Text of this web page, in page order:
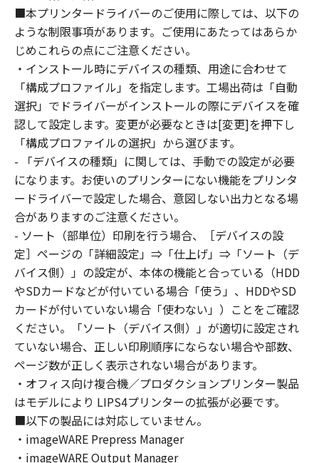
(2) お客様は、上記(1)に基づいて「本ソフトウ
ェア」を使用するためのバックアップとして、
「本ソフトウェア」を１部、複製することがで
きます。
(3) 上記(1)および(2)に定める場合を除き、キヤ
ノンまたはキヤノンのライセンサーのいかなる
知的財産権も、明示たると黙示たるとを問わ
ず、本契約書によってお客様に譲渡あるいは許
諾されるものではありません。
２．制限
(1) お客様は、再使用許諾、譲渡、販売、頒
布、リースもしくは貸与その他の方法により、
第三者に「本ソフトウェア」を使用させること
はできません。
(2) お客様は、「本ソフトウェア」の全部また
は一部を修正、改変、逆コンパイル、逆アセン
ブル、その他リバースエンジニアリング等する
ことはできません。また第三者にこのような行
為をさせてはなりません。
３．著作権表示
お客様は、「本ソフトウェア」に含まれるキヤ
ノンまたはキヤノンのライセンサーの著作権表
示を変更し、除去しもしくは削除してはなりま
せん。
４．所有権
「本ソフトウェア」に係る権原および所有権
は、その内容によりキヤノンまたはキヤノンの
■本プリンタードライバーのご使用に際しては、以下の
ような制限事項があります。ご使用にあたってはあらか
じめこれらの点にご注意ください。
・インストール時にデバイスの種類、用途に合わせて
「構成プロファイル」を指定します。工場出荷は「自動
選択」でドライバーがインストールの際にデバイスを確
認して設定します。変更が必要なときは[変更]を押下し
「構成プロファイルの選択」から選びます。
- 「デバイスの種類」に関しては、手動での設定が必要
になります。お使いのプリンターにない機能をプリンタ
ードライバーで設定した場合、意図しない出力となる場
合がありますのご注意ください。
- ソート（部単位）印刷を行う場合、［デバイスの設
定］ページの「詳細設定」⇒「仕上げ」⇒「ソート（デ
バイス側）」の設定が、本体の機能と合っている（HDD
やSDカードなどが付いている場合「使う」、HDDやSD
カードが付いていない場合「使わない」）ことをご確認
ください。「ソート（デバイス側）」が適切に設定され
ていない場合、正しい印刷順序にならない場合や部数、
ページ数が正しく表示されない場合があります。
・オフィス向け複合機／プロダクションプリンター製品
はモデルにより LIPS4プリンターの拡張が必要です。
■以下の製品には対応していません。
・imageWARE Prepress Manager
・imageWARE Output Manager